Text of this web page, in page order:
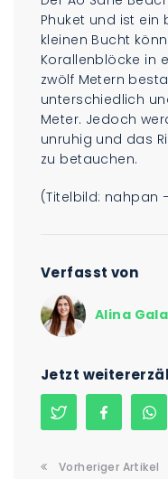
Phuket und ist ein
kleinen Bucht
Korallenblöcke in
zwölf Metern
unterschiedlich
Meter. Jedoch
unruhig und das
zu betauchen.
(Titelbild: nahpan
Verfasst von
Alina
Jetzt
Vorheriger Artikel